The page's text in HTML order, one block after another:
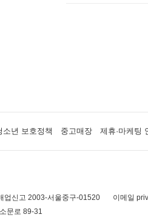
소년 보호정책 중고매장 제휴·마케팅
업신고 2003-서울중구-01520
이메일
문로 89-31